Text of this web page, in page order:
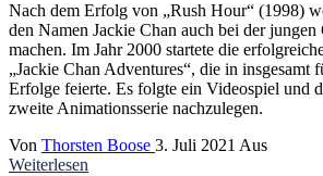
Nach dem Erfolg von „Rush Hour“ (1998)
den Namen Jackie Chan auch bei der jungen
machen. Im Jahr 2000 startete die
„Jackie Chan Adventures“, die in
Erfolge feierte. Es folgte ein Videospiel und
zweite Animationsserie nachzulegen.
Von Thorsten Boose 3. Juli 2021 Aus
Weiterlesen